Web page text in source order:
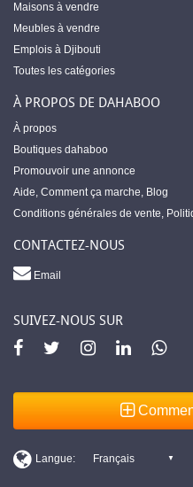
Maisons à vendre
Meubles à vendre
Emplois à Djibouti
Toutes les catégories
À PROPOS DE DAHABOO
À propos
Boutiques dahaboo
Promouvoir une annonce
Aide, Comment ça marche, Blog
Conditions générales de vente,
CONTACTEZ-NOUS
Email
SUIVEZ-NOUS SUR